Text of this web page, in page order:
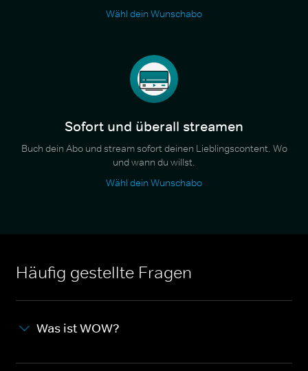
Wähl dein Wunschabo
Sofort und überall streamen
Buch dein Abo und stream sofort deinen Lieblingscontent. Wo
und wann du willst.
Wähl dein Wunschabo
Häufig gestellte Fragen
Was ist WOW?